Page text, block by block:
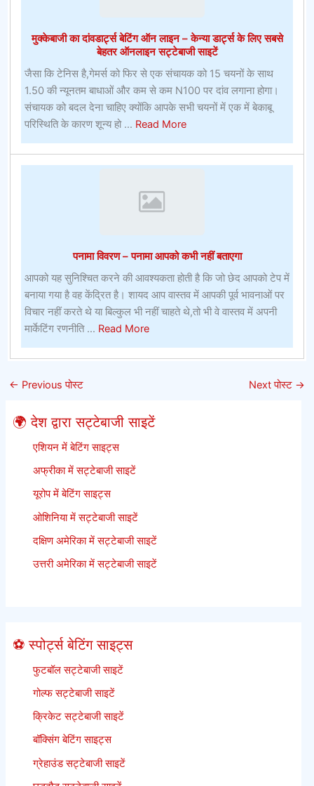
दांव
मुक्केबाजी का दांवडार्ट्स बेटिंग ऑन लाइन – केन्या डार्ट्स के लिए सबसे
बेहतर ऑनलाइन सट्टेबाजी साइटें
जैसा कि टेनिस है,गेमर्स को फिर से एक संचायक को 15 चयनों के साथ
1.50 की न्यूनतम बाधाओं और कम से कम N100 पर दांव लगाना होगा।
संचायक को बदल देना चाहिए क्योंकि आपके सभी चयनों में एक में बेकाबू
परिस्थिति के कारण शून्य हो ... Read Moreabout
मुक्केबाजी
का
केन्या
डार्ट्स
के
लिए
ऑनलाइन
पनामा विवरण – पनामा आपको कभी नहीं बताएगा
आपको यह सुनिश्चित करने की आवश्यकता होती है कि जो छेद आपको टेप में
बनाया गया है वह केंद्रित है। शायद आप वास्तव में आपकी पूर्व भावनाओं पर
विचार नहीं करते थे या बिल्कुल भी नहीं चाहते थे,तो भी वे वास्तव में अपनी
मार्केटिंग रणनीति ... Read Moreabout
पनामा
विवरण
आपको
कभी
← Previous पोस्ट Next पोस्ट →
🌍 देश द्वारा सट्टेबाजी साइटें
एशियन में बेटिंग साइट्स
अफ्रीका में सट्टेबाजी साइटें
यूरोप में बेटिंग साइट्स
ओशिनिया में सट्टेबाजी साइटें
दक्षिण अमेरिका में सट्टेबाजी साइटें
उत्तरी अमेरिका में सट्टेबाजी साइटें
⚽ स्पोर्ट्स बेटिंग साइट्स
फुटबॉल सट्टेबाजी साइटें
गोल्फ सट्टेबाजी साइटें
क्रिकेट सट्टेबाजी साइटें
बॉक्सिंग बेटिंग साइट्स
ग्रेहाउंड सट्टेबाजी साइटें